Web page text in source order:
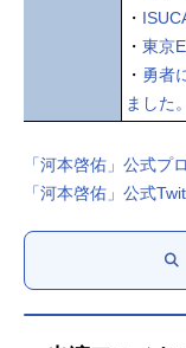
・
・ 東京
・ 勇者
ました。
「河本啓佑」公式プ
「河本啓佑」公式